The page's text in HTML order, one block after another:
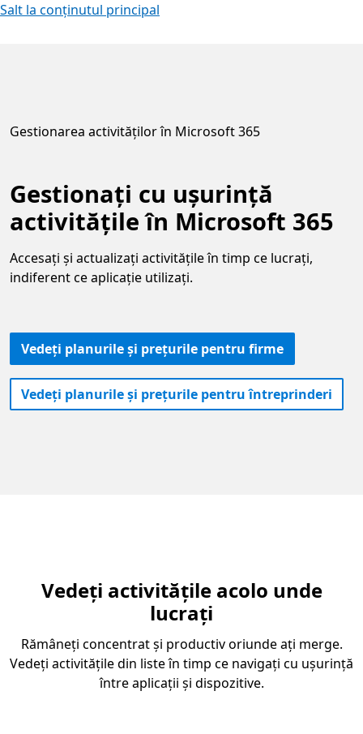
Salt la conținutul principal
Gestionarea activităților în Microsoft 365
Gestionați cu ușurință
activitățile în Microsoft 365
Accesați și actualizați activitățile în timp ce lucrați,
indiferent ce aplicație utilizați.
Vedeți planurile și prețurile pentru firme
Vedeți planurile și prețurile pentru întreprinderi
Vedeți activitățile acolo unde
lucrați
Rămâneți concentrat și productiv oriunde ați merge.
Vedeți activitățile din liste în timp ce navigați cu ușurință
între aplicații și dispozitive.